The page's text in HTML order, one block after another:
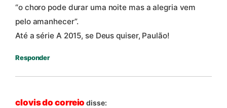
“o choro pode durar uma noite mas a alegria vem
pelo amanhecer”.
Até a série A 2015, se Deus quiser, Paulão!
Responder
clovis do correio disse: